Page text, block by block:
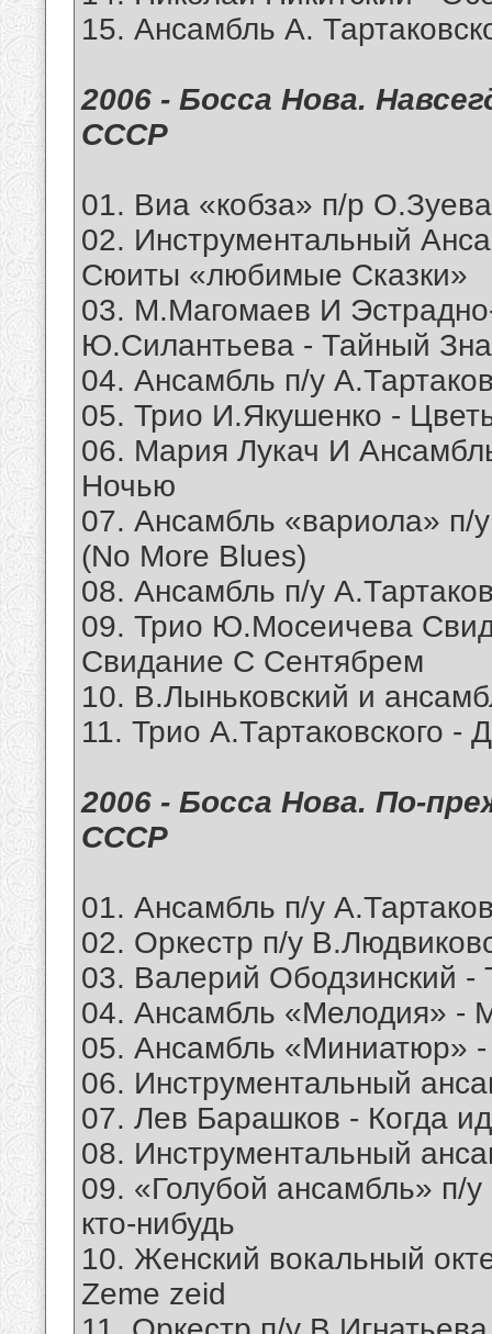
15. Ансамбль А.
2006 - Босса Нова.
СССР
01. Виа «кобза» п/р
02. Инструментальный
Сюиты «любимые Сказки»
03. М.Магомаев И
Ю.Силантьева - Тайный
04. Ансамбль п/у
05. Трио И.Якушенко -
06. Мария Лукач И
Ночью
07. Ансамбль «вариола» п/
(No More Blues)
08. Ансамбль п/у
09. Трио Ю.Мосеичева
Свидание С Сентябрем
10. В.Лыньковский и
11. Трио А.Тартаковского -
2006 - Босса Нова. По-
СССР
01. Ансамбль п/у
02. Оркестр п/у
03. Валерий Ободзинский -
04. Ансамбль «Мелодия» -
05. Ансамбль «Миниатюр»
06. Инструментальный
07. Лев Барашков - Когда
08. Инструментальный
09. «Голубой ансамбль» п/
кто-нибудь
10. Женский вокальный
Zeme zeid